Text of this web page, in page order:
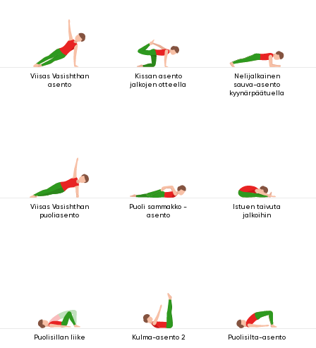
Viisas Vasishthan
asento
Kissan asento
jalkojen otteella
Nelijalkainen
sauva-asento
kyynärpäätuella
Viisas Vasishthan
puoliasento
Puoli sammakko -
asento
Istuen taivuta
jalkoihin
Puolisillan liike Kulma-asento 2 Puolisilta-asento